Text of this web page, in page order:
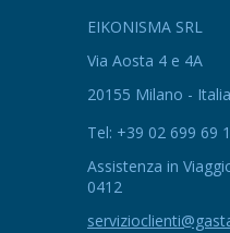
EIKONISMA SRL
Via Aosta 4 e 4A
20155 Milano - Italia
Tel: +39 02 699 69
Assistenza in
0412